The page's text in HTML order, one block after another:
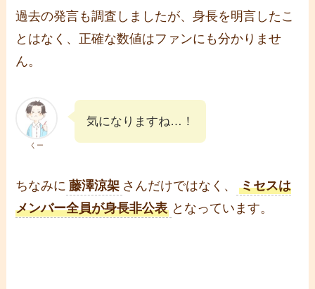
過去の発言も調査しましたが、身長を明言したこ
とはなく、正確な数値はファンにも分かりませ
ん。
くー
気になりますね…！
ちなみに 藤澤涼架 さんだけではなく、
ミセスは
メンバー全員が身長非公表 となっています。